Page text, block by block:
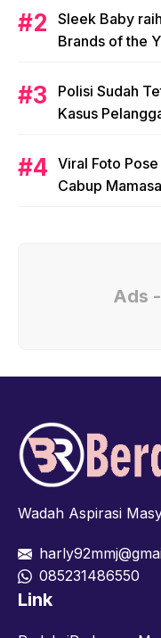
Sleek Baby
Brands of the
Polisi Sudah
Kasus
Viral Foto
Cabup
Ads
Wadah Aspirasi
085231486550
Link